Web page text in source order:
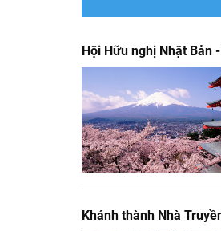
Hội Hữu nghị Nhật
Khánh thành Nhà